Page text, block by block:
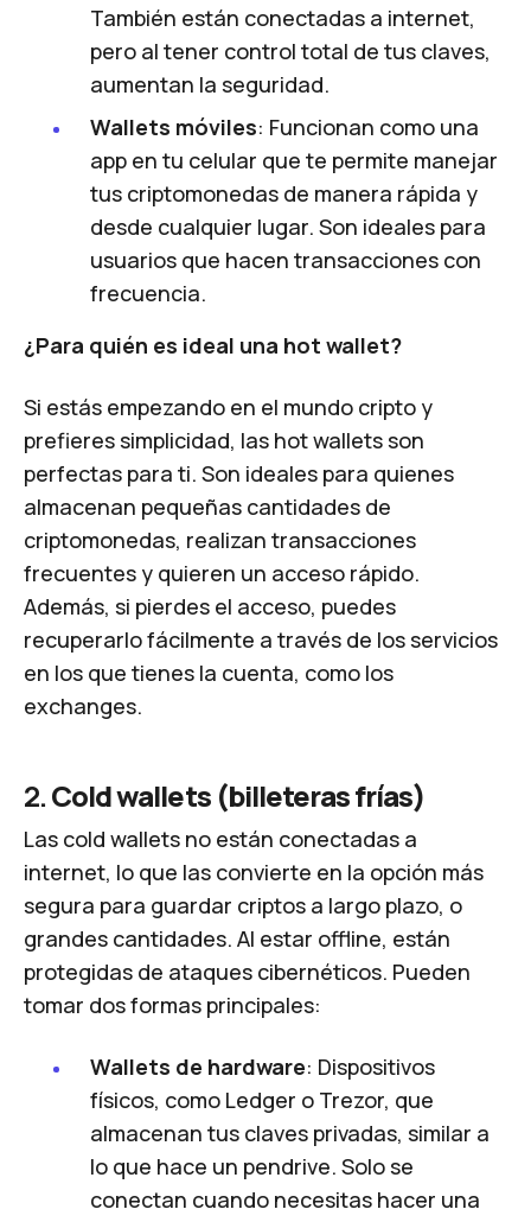
También están conectadas a internet,
pero al tener control total de tus claves,
aumentan la seguridad.
Wallets móviles: Funcionan como una
app en tu celular que te permite manejar
tus criptomonedas de manera rápida y
desde cualquier lugar. Son ideales para
usuarios que hacen transacciones con
frecuencia.
¿Para quién es ideal una hot wallet?
Si estás empezando en el mundo cripto y
prefieres simplicidad, las hot wallets son
perfectas para ti. Son ideales para quienes
almacenan pequeñas cantidades de
criptomonedas, realizan transacciones
frecuentes y quieren un acceso rápido.
Además, si pierdes el acceso, puedes
recuperarlo fácilmente a través de los servicios
en los que tienes la cuenta, como los
exchanges.
2.Cold wallets (billeteras frías)
Las cold wallets no están conectadas a
internet, lo que las convierte en la opción más
segura para guardar criptos a largo plazo, o
grandes cantidades. Al estar offline, están
protegidas de ataques cibernéticos. Pueden
tomar dos formas principales:
Wallets de hardware: Dispositivos
físicos, como Ledger o Trezor, que
almacenan tus claves privadas, similar a
lo que hace un pendrive. Solo se
conectan cuando necesitas hacer una